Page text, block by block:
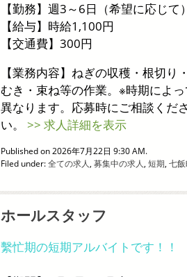
【勤務】週3～6日（希望に応じて
【給与】時給1,100円
【交通費】300円
【業務内容】ねぎの収穫・根切り
むき・束ね等の作業。※時期によ
異なります。応募時にご相談くだ
い。 >> 求人詳細を表示
Published on 2026年7月22日 9:30 AM.
Filed under:全ての求人, 募集中の求人, 短期, 七
ホールスタッフ
繫忙期の短期アルバイトです！！